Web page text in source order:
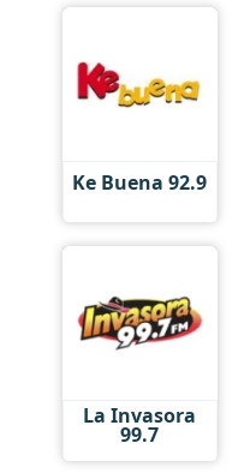
Ke Buena 92.9
La Invasora
99.7